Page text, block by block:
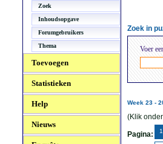
Zoek
Inhoudsopgave
Forumgebruikers
Thema
Toevoegen
Statistieken
Help
Nieuws
Zoek in
Voer
Week 23 -
(Klik
Pagina: 1